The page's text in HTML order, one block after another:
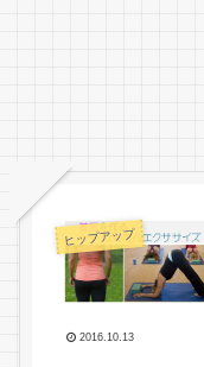
ヒップアップ
2016.10.13